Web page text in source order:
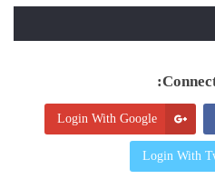
Login With Google
Login With